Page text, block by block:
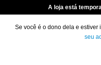
A loja está
Se você é o dono dela e estiver
seu